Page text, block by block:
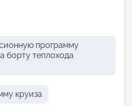
программу
борту теплохода
круиза